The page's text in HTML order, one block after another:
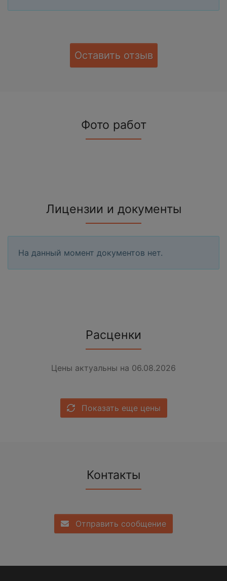
Оставить отзыв
Фото работ
Лицензии и документы
На данный момент документов нет.
Расценки
Цены актуальны на 06.08.2026
Показать еще цены
Контакты
Отправить сообщение